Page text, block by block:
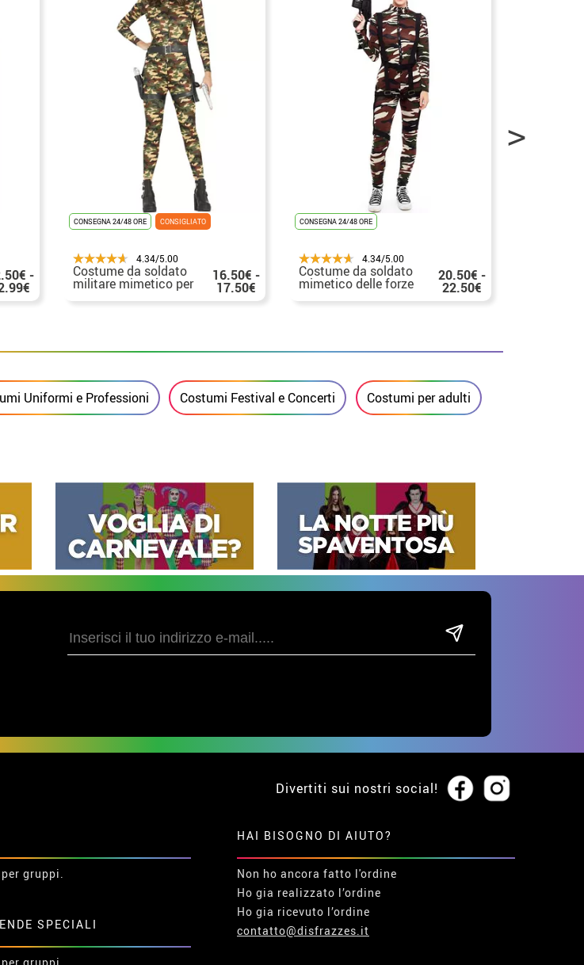
-
CONSEGNA 24/48 ORE CONSIGLIATO
4.34/5.00
Costume da soldato
militare mimetico per 16.50€ -
17.50€
CONSEGNA 24/48 ORE
4.34/5.00
Costume da soldato
mimetico delle forze 20.50€ -
22.50€
Uniformi e Professioni Costumi Festival e Concerti Costumi per adulti
Divertiti sui nostri social!
gruppi.
SPECIALI
gruppi.
HAI BISOGNO DI AIUTO?
Non ho ancora fatto l'ordine
Ho gia realizzato l’ordine
Ho gia ricevuto l’ordine
contatto@disfrazzes.it